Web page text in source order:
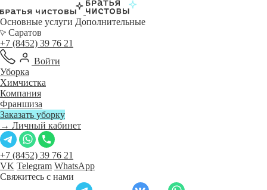
Основные услуги Дополнительные
Саратов
+7 (8452) 39 76 21
Войти
Уборка
Химчистка
Компания
Франшиза
Заказать уборку
→ Личный кабинет
+7 (8452) 39 76 21
VK Telegram WhatsApp
Свяжитесь с нами